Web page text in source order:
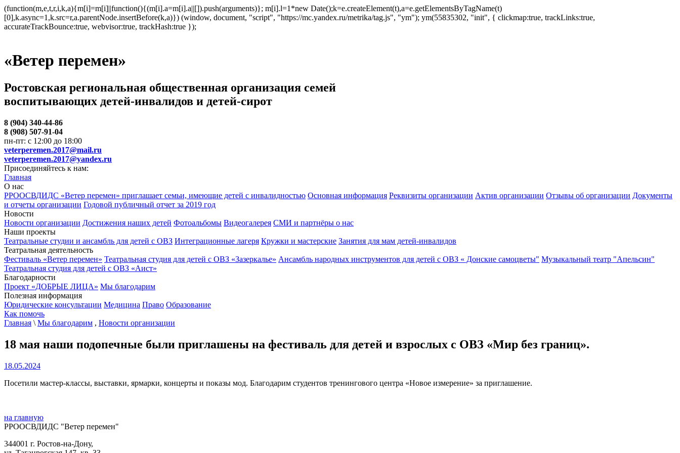
(function(m,e,t,r,i,k,a){m[i]=m[i]||function(){(m[i].a=m[i].a||[]).push(arguments)}; m[i].l=1*new Date();k=e.createElement(t),a=e.getElementsByTagName(t)
[0],k.async=1,k.src=r,a.parentNode.insertBefore(k,a)}) (window, document, "script", "https://mc.yandex.ru/metrika/tag.js", "ym"); ym(55835302, "init", { clickmap:true, trackLinks:true,
accurateTrackBounce:true, webvisor:true, trackHash:true });
«Ветер перемен»
Ростовская региональная общественная организация семей
воспитывающих детей-инвалидов и детей-сирот
8 (904) 340-44-86
8 (908) 507-91-04
пн-пт: с 12:00 до 18:00
veterperemen.2017@mail.ru
veterperemen.2017@yandex.ru
Присоединяйтесь к нам:
Главная
О нас
РРООСВДИДС «Ветер перемен» приглашает семьи, имеющие детей с инвалидностью Основная информация Реквизиты организации Актив организации Отзывы об организации Документы
и отчеты организации Годовой публичный отчет за 2019 год
Новости
Новости организации Достижения наших детей Фотоальбомы Видеогалерея СМИ и партнёры о нас
Наши проекты
Театральные студии и ансамбль для детей с ОВЗ Интеграционные лагеря Кружки и мастерские Занятия для мам детей-инвалидов
Театральная деятельность
Фестиваль «Ветер перемен» Театральная студия для детей с ОВЗ «Зазеркалье» Ансамбль народных инструментов для детей с ОВЗ « Донские самоцветы" Музыкальный театр "Апельсин"
Театральная студия для детей с ОВЗ «Аист»
Благодарности
Проект «ДОБРЫЕ ЛИЦА» Мы благодарим
Полезная информация
Юридические консультации Медицина Право Образование
Как помочь
Главная \ Мы благодарим , Новости организации
18 мая наши подопечные были приглашены на фестиваль для детей и взрослых с ОВЗ «Мир без границ».
18.05.2024
Посетили мастер-классы, выставки, ярмарки, концерты и показы мод. Благодарим студентов тренингового центра «Новое измерение» за приглашение.
на главную
РРООСВДИДС "Ветер перемен"
344001 г. Ростов-на-Дону,